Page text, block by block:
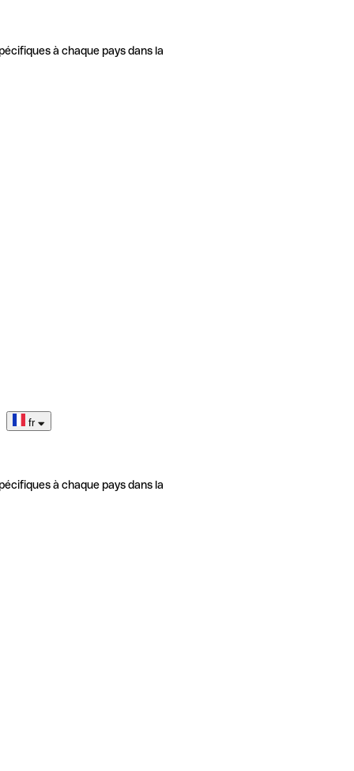
à chaque pays dans la
fr
à chaque pays dans la